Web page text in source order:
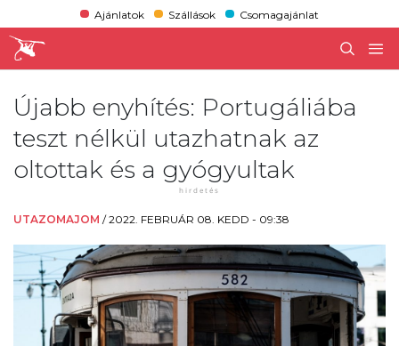
Ajánlatok Szállások Csomagajánlat
Újabb enyhítés: Portugáliába
teszt nélkül utazhatnak az
oltottak és a gyógyultak
UTAZOMAJOM /2022. FEBRUÁR 08. KEDD - 09:38